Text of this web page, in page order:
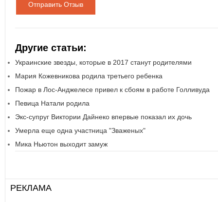
Отправить Отзыв
Другие статьи:
Украинские звезды, которые в 2017 станут родителями
Мария Кожевникова родила третьего ребенка
Пожар в Лос-Анджелесе привел к сбоям в работе Голливуда
Певица Натали родила
Экс-супруг Виктории Дайнеко впервые показал их дочь
Умерла еще одна участница "Зваженых"
Мика Ньютон выходит замуж
РЕКЛАМА